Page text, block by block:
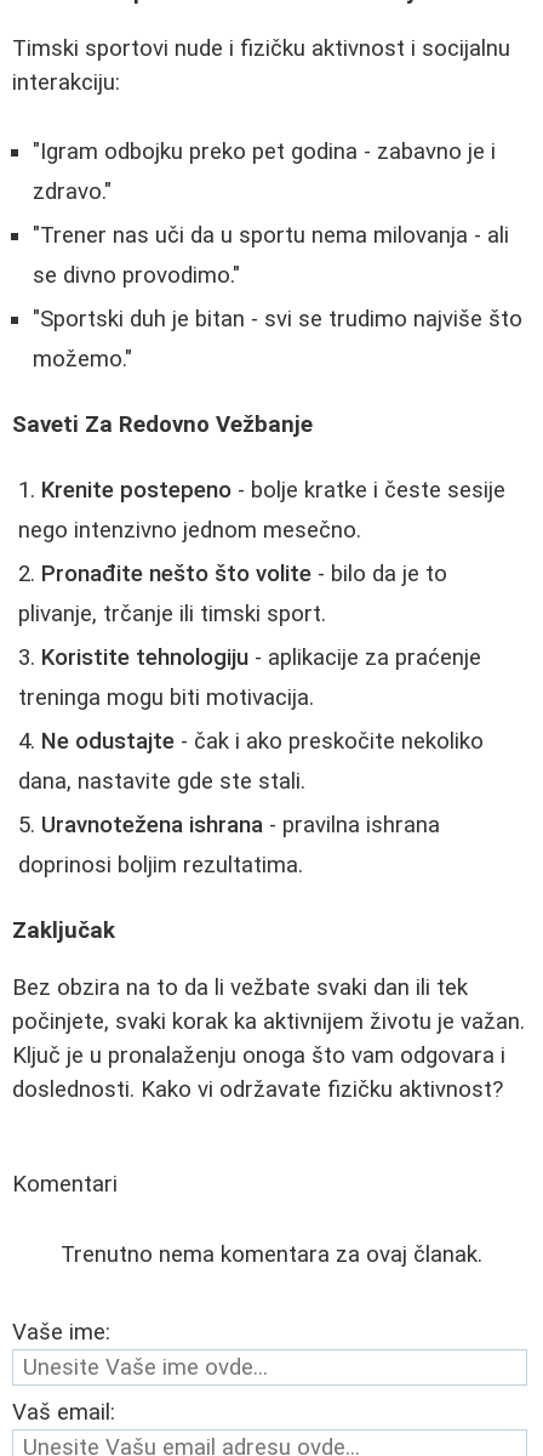
Timski sportovi nude i fizičku aktivnost i socijalnu
interakciju:
"Igram odbojku preko pet godina - zabavno je i
zdravo."
"Trener nas uči da u sportu nema milovanja - ali
se divno provodimo."
"Sportski duh je bitan - svi se trudimo najviše što
možemo."
Saveti Za Redovno Vežbanje
Krenite postepeno - bolje kratke i česte sesije
nego intenzivno jednom mesečno.
Pronađite nešto što volite - bilo da je to
plivanje, trčanje ili timski sport.
Koristite tehnologiju - aplikacije za praćenje
treninga mogu biti motivacija.
Ne odustajte - čak i ako preskočite nekoliko
dana, nastavite gde ste stali.
Uravnotežena ishrana - pravilna ishrana
doprinosi boljim rezultatima.
Zaključak
Bez obzira na to da li vežbate svaki dan ili tek
počinjete, svaki korak ka aktivnijem životu je važan.
Ključ je u pronalaženju onoga što vam odgovara i
doslednosti. Kako vi održavate fizičku aktivnost?
Komentari
Trenutno nema komentara za ovaj članak.
Vaše ime:
Vaš email: